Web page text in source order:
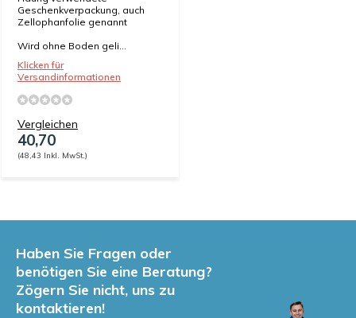
Geschenkverpackung, auch
Zellophanfolie genannt
Wird ohne Boden geli...
Klicken für
Versandinformationen
Vergleichen
40,70
(48,43 Inkl. MwSt.)
Haben Sie Fragen oder
benötigen Sie eine Beratung?
Zögern Sie nicht, uns zu
kontaktieren!